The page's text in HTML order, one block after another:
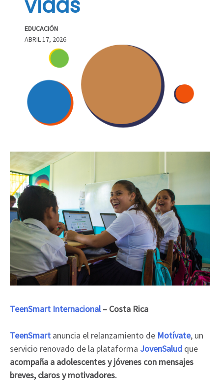
EDUCACIÓN
ABRIL 17, 2026
TeenSmart Internacional – Costa Rica
TeenSmart anuncia el relanzamiento de Motívate, un
servicio renovado de la plataforma JovenSalud que
acompaña a adolescentes y jóvenes con mensajes
breves, claros y motivadores.